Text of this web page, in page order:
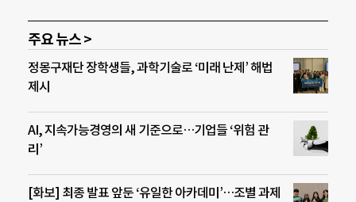
주요 뉴스 >
정몽구재단 장학생들, 과학기술로 ‘미래 난제’ 해법
제시
AI, 지속가능경영의 새 기준으로…기업들 ‘위험 관
리’
[화보] 최종 발표 앞둔 ‘유일한 아카데미’…조별 과제